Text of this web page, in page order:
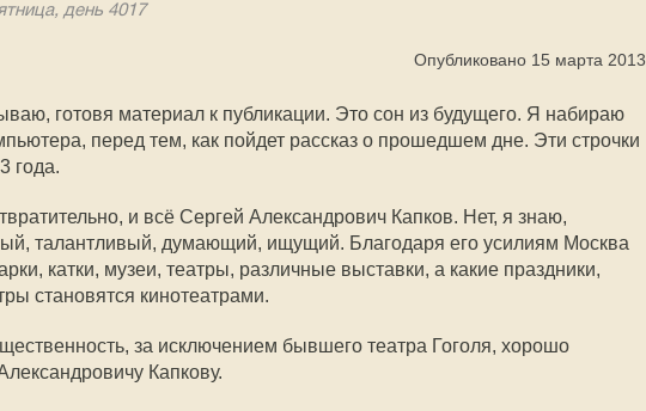
день 4017
Опубликовано 15 марта 2013
готовя материал к публикации. Это сон из будущего. Я набираю
перед тем, как пойдет рассказ о прошедшем дне. Эти строчки
года.
и всё Сергей Александрович Капков. Нет, я знаю,
талантливый, думающий, ищущий. Благодаря его усилиям Москва
катки, музеи, театры, различные выставки, а какие праздники,
становятся кинотеатрами.
за исключением бывшего театра Гоголя, хорошо
Капкову.